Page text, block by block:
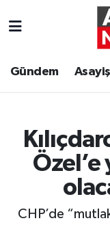
Gündem Asayiş
CHP’de
Ekonomi
Gündem
Ankara
Tüm
Son Dakika